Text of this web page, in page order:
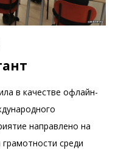
в качестве офлайн-
направлено на
среди